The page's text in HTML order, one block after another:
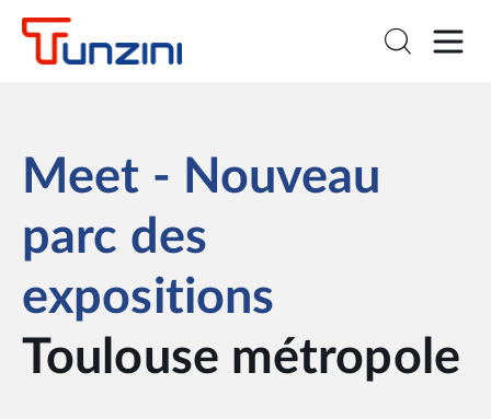
Meet - Nouveau
parc des
expositions
Toulouse métropole